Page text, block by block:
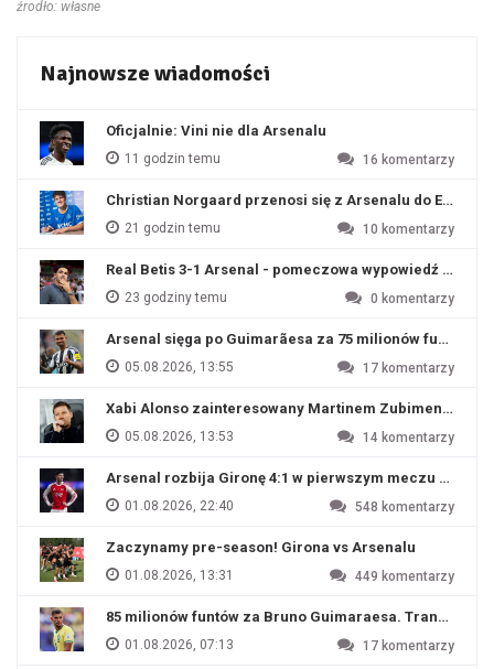
źrodło: własne
Najnowsze wiadomości
Oficjalnie: Vini nie dla Arsenalu
11 godzin temu 16 komentarzy
Christian Norgaard przenosi się z Arsenalu do
21 godzin temu 10 komentarzy
Real Betis 3-1 Arsenal - pomeczowa wypowiedź Artety
23 godziny temu 0 komentarzy
Arsenal sięga po Guimarãesa za 75 milionów funtów
05.08.2026, 13:55 17 komentarzy
Xabi Alonso zainteresowany Martinem Zubimendim
05.08.2026, 13:53 14 komentarzy
Arsenal rozbija Gironę 4:1 w pierwszym meczu
01.08.2026, 22:40 548 komentarzy
Zaczynamy pre-season! Girona vs Arsenalu
01.08.2026, 13:31 449 komentarzy
85 milionów funtów za Bruno Guimaraesa. Transfer
01.08.2026, 07:13 17 komentarzy